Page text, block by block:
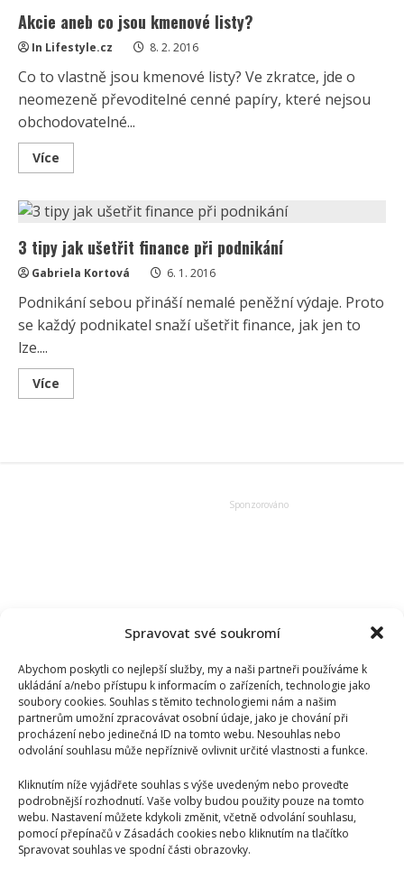
Spravovat své soukromí
Abychom poskytli co nejlepší služby, my a naši partneři používáme k
ukládání a/nebo přístupu k informacím o zařízeních, technologie jako
soubory cookies. Souhlas s těmito technologiemi nám a našim
partnerům umožní zpracovávat osobní údaje, jako je chování při
procházení nebo jedinečná ID na tomto webu. Nesouhlas nebo
odvolání souhlasu může nepříznivě ovlivnit určité vlastnosti a funkce.
Kliknutím níže vyjádřete souhlas s výše uvedeným nebo proveďte
podrobnější rozhodnutí. Vaše volby budou použity pouze na tomto
webu. Nastavení můžete kdykoli změnit, včetně odvolání souhlasu,
pomocí přepínačů v Zásadách cookies nebo kliknutím na tlačítko
Spravovat souhlas ve spodní části obrazovky.
Ale
co
dál?
Akcie aneb co jsou kmenové listy?
In Lifestyle.cz 8. 2. 2016
Co to vlastně jsou kmenové listy? Ve zkratce, jde o
neomezeně převoditelné cenné papíry, které nejsou
obchodovatelné...
Více
more
aneb
co
kmenové
listy?
3 tipy jak ušetřit finance při podnikání
Gabriela Kortová 6. 1. 2016
Podnikání sebou přináší nemalé peněžní výdaje. Proto
se každý podnikatel snaží ušetřit finance, jak jen to
lze....
Více
more